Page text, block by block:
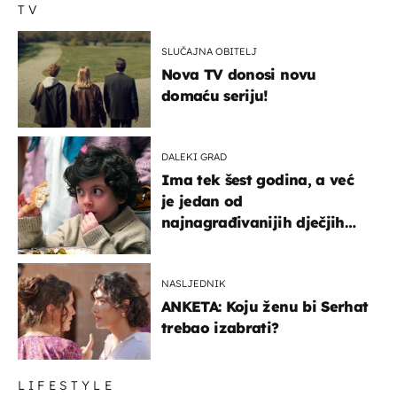
TV
SLUČAJNA OBITELJ
Nova TV donosi novu
domaću seriju!
DALEKI GRAD
Ima tek šest godina, a već
je jedan od
najnagrađivanijih dječjih
NASLJEDNIK
ANKETA: Koju ženu bi Serhat
trebao izabrati?
LIFESTYLE